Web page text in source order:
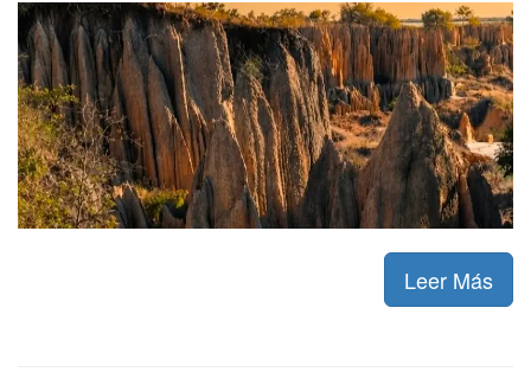
Leer Más